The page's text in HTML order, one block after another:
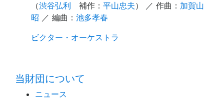
（渋谷弘利 補作 ： 平山忠夫） ／ 作曲： 加賀山
昭 ／ 編曲： 池多孝春
ビクター・オーケストラ
当財団について
ニュース